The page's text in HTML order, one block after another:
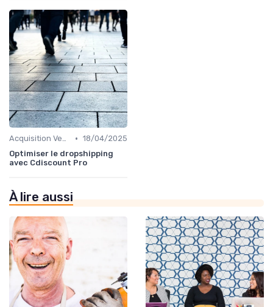
Acquisition Vendeurs • 18/04/2025
Optimiser le dropshipping
avec Cdiscount Pro
À lire aussi